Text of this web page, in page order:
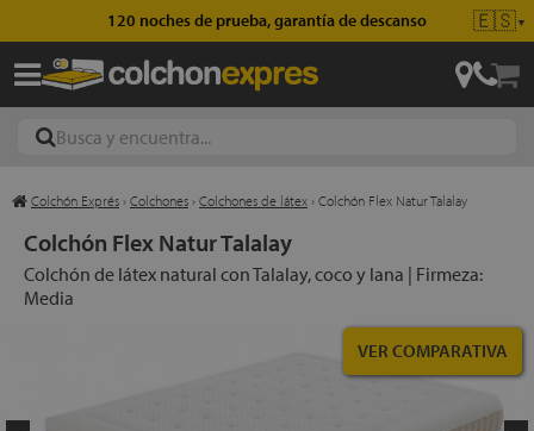
120 noches de prueba, garantía de descanso 🇪🇸▼
Colchón Exprés › Colchones › Colchones de látex › Colchón Flex Natur Talalay
Colchón Flex Natur Talalay
Colchón de látex natural con Talalay, coco y lana | Firmeza:
Media
VER COMPARATIVA